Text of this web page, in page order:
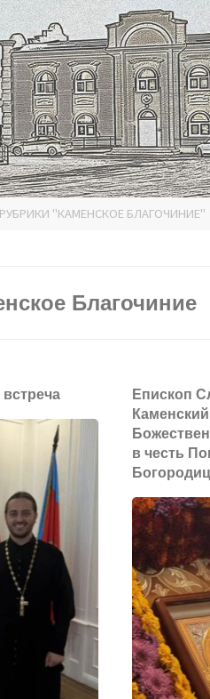
"КАМЕНСКОЕ БЛАГОЧИНИЕ"
Благочиние
Епископ
в честь